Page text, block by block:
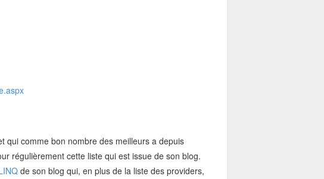
qui comme bon nombre des meilleurs a depuis
régulièrement cette liste qui est issue de son blog.
de son blog qui, en plus de la liste des providers,